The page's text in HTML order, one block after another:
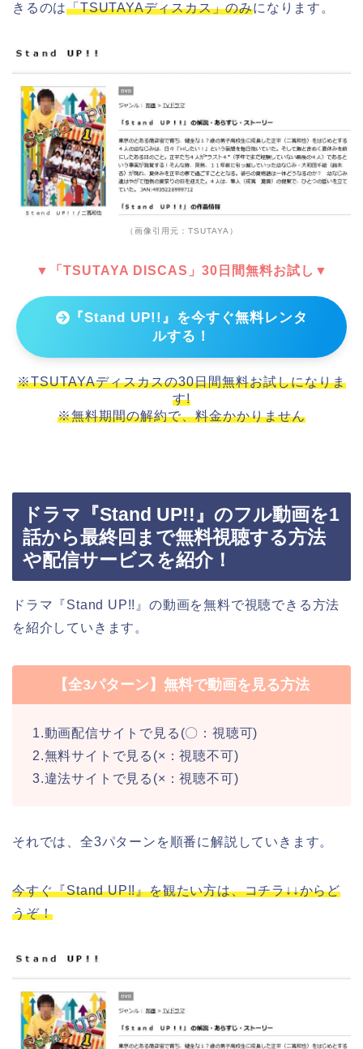
きるのは「TSUTAYAディスカス」のみになります。
（画像引用元：TSUTAYA）
▼「TSUTAYA DISCAS」30日間無料お試し▼
『Stand UP!!』を今すぐ無料レンタ
ルする！
※TSUTAYAディスカスの30日間無料お試しになりま
す!
※無料期間の解約で、料金かかりません
ドラマ『Stand UP!!』のフル動画を1
話から最終回まで無料視聴する方法
や配信サービスを紹介！
ドラマ『Stand UP!!』の動画を無料で視聴できる方法
を紹介していきます。
【全3パターン】無料で動画を見る方法
1.動画配信サイトで見る(〇：視聴可)
2.無料サイトで見る(×：視聴不可)
3.違法サイトで見る(×：視聴不可)
それでは、全3パターンを順番に解説していきます。
今すぐ『Stand UP!!』を観たい方は、コチラ↓↓からど
うぞ！